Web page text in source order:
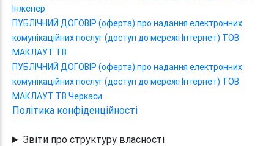
Інженер
ПУБЛІЧНИЙ ДОГОВІР (оферта) про надання електронних
комунікаційних послуг (доступ до мережі Інтернет) ТОВ
МАКЛАУТ ТВ
ПУБЛІЧНИЙ ДОГОВІР (оферта) про надання електронних
комунікаційних послуг (доступ до мережі Інтернет) ТОВ
МАКЛАУТ ТВ Черкаси
Політика конфіденційності
Звіти про структуру власності